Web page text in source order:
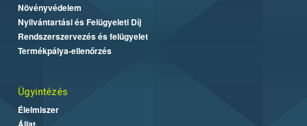
Növényvédelem
Nyilvántartási és Felügyeleti Díj
Rendszerszervezés és felügyelet
Termékpálya-ellenőrzés
Ügyintézés
Élelmiszer